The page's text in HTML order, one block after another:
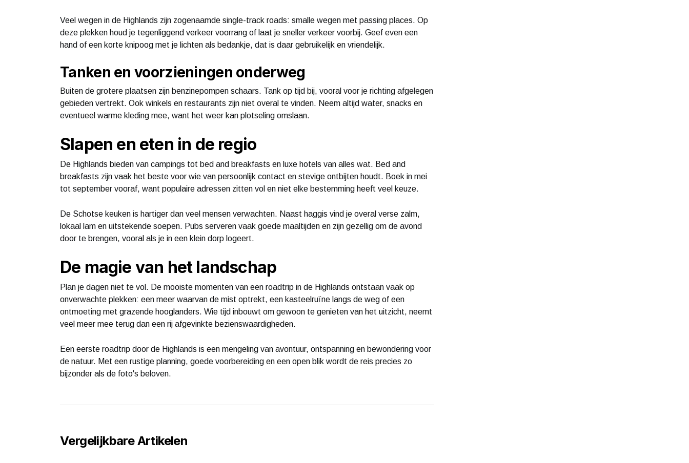
Veel wegen in de Highlands zijn zogenaamde single-track roads: smalle wegen met passing places. Op
deze plekken houd je tegenliggend verkeer voorrang of laat je sneller verkeer voorbij. Geef even een
hand of een korte knipoog met je lichten als bedankje, dat is daar gebruikelijk en vriendelijk.
Tanken en voorzieningen onderweg
Buiten de grotere plaatsen zijn benzinepompen schaars. Tank op tijd bij, vooral voor je richting afgelegen
gebieden vertrekt. Ook winkels en restaurants zijn niet overal te vinden. Neem altijd water, snacks en
eventueel warme kleding mee, want het weer kan plotseling omslaan.
Slapen en eten in de regio
De Highlands bieden van campings tot bed and breakfasts en luxe hotels van alles wat. Bed and
breakfasts zijn vaak het beste voor wie van persoonlijk contact en stevige ontbijten houdt. Boek in mei
tot september vooraf, want populaire adressen zitten vol en niet elke bestemming heeft veel keuze.
De Schotse keuken is hartiger dan veel mensen verwachten. Naast haggis vind je overal verse zalm,
lokaal lam en uitstekende soepen. Pubs serveren vaak goede maaltijden en zijn gezellig om de avond
door te brengen, vooral als je in een klein dorp logeert.
De magie van het landschap
Plan je dagen niet te vol. De mooiste momenten van een roadtrip in de Highlands ontstaan vaak op
onverwachte plekken: een meer waarvan de mist optrekt, een kasteelruïne langs de weg of een
ontmoeting met grazende hooglanders. Wie tijd inbouwt om gewoon te genieten van het uitzicht, neemt
veel meer mee terug dan een rij afgevinkte bezienswaardigheden.
Een eerste roadtrip door de Highlands is een mengeling van avontuur, ontspanning en bewondering voor
de natuur. Met een rustige planning, goede voorbereiding en een open blik wordt de reis precies zo
bijzonder als de foto's beloven.
Vergelijkbare Artikelen